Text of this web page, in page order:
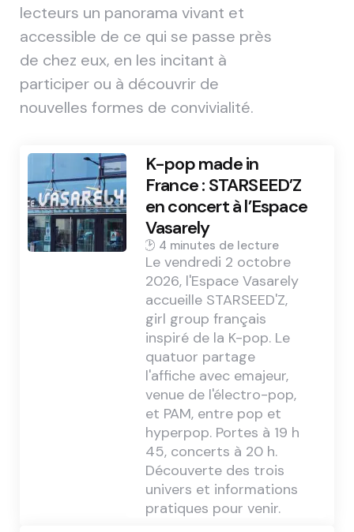
lecteurs un panorama vivant et
accessible de ce qui se passe près
de chez eux, en les incitant à
participer ou à découvrir de
nouvelles formes de convivialité.
K-pop made in
France : STARSEED’Z
en concert à l’Espace
Vasarely
4 min
Le vendredi 2 octobre
2026, l'Espace Vasarely
accueille STARSEED'Z,
girl group français
inspiré de la K-pop. Le
quatuor partage
l'affiche avec emajeur,
venue de l'électro-pop,
et PAM, entre pop et
hyperpop. Portes à 19 h
45, concerts à 20 h.
Découverte des trois
univers et informations
pratiques pour venir.